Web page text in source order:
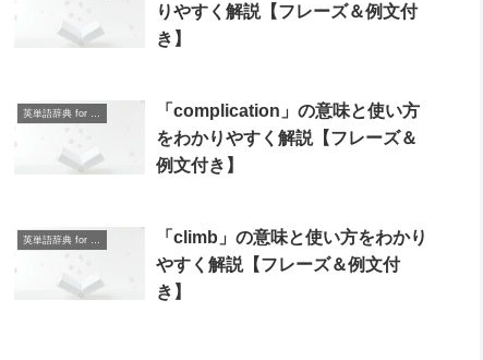
りやすく解説【フレーズ＆例文付
き】
英単語辞典 for Beginners
「complication」の意味と使い方
をわかりやすく解説【フレーズ＆
例文付き】
英単語辞典 for Beginners
「climb」の意味と使い方をわかり
やすく解説【フレーズ＆例文付
き】